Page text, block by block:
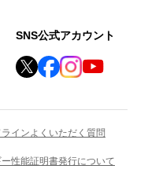
SNS公式アカウント
インよくいただく質問
性能証明書発行について